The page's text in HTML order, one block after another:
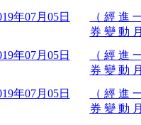
年07月05日
（ 經 進
券 變 動
年07月05日
（ 經 進
券 變 動
年07月05日
（ 經 進
券 變 動